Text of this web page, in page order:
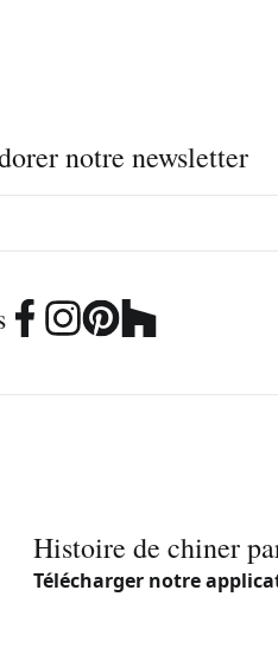
notre newsletter
Histoire de chiner
Télécharger notre